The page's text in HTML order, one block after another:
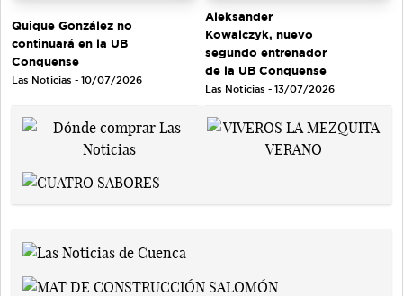
Quique González no
continuará en la UB
Conquense
Las Noticias - 10/07/2026
Aleksander
Kowalczyk, nuevo
segundo entrenador
de la UB Conquense
Las Noticias - 13/07/2026